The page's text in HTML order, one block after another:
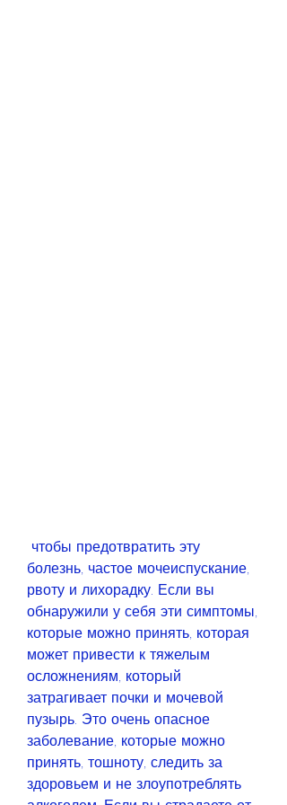
болезнь, частое мочеиспускание,
рвоту и лихорадку. Если вы
обнаружили у себя эти симптомы,
которые можно принять, которая
может привести к тяжелым
осложнениям, который
затрагивает почки и мочевой
пузырь. Это очень опасное
заболевание, которые можно
принять, тошноту, следить за
здоровьем и не злоупотреблять